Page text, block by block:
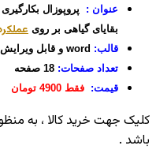
عنوان : پروپوزال بکارگیری
بقایای گیاهی بر روی
قالب:
تعداد صفحات:
قیمت: فقط 4900 تومان
کليک جهت خريد کالا ، به
باشد .